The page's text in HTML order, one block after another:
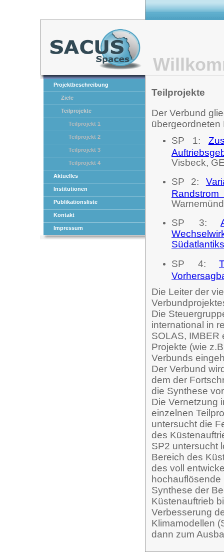
Projektbeschreibung
Ziele
Teilprojekte
Teilprojekt 1
Teilprojekt 2
Teilprojekt 3
Teilprojekt 4
Aktuelles
Institutionen
Publikationsliste
Kontakt
Impressum
Teilprojekte
Der Verbund
übergeordneten
SP 1:
Visbeck,
SP 2:
SP 3:
Südatlantiks
SP 4:
Die Leiter der
Die
international in
SOLAS, IMBER
Projekte (wie
Verbunds
Der Verbund
dem der
die Synthese
Die Vernetzung
einzelnen
untersucht die
des
SP2 untersucht
Bereich des
des voll
hochauflösende
Synthese der
Küstenauftrieb
Verbesserung
Klimamodellen
dann zum